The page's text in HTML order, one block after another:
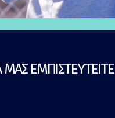
ΜΑΣ ΕΜΠΙΣΤΕΥΤΕΙΤΕ